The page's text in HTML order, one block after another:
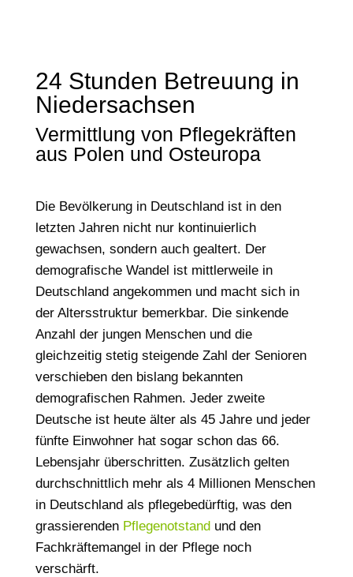
24 Stunden Betreuung in
Niedersachsen
Vermittlung von Pflegekräften
aus Polen und Osteuropa
Die Bevölkerung in Deutschland ist in den
letzten Jahren nicht nur kontinuierlich
gewachsen, sondern auch gealtert. Der
demografische Wandel ist mittlerweile in
Deutschland angekommen und macht sich in
der Altersstruktur bemerkbar. Die sinkende
Anzahl der jungen Menschen und die
gleichzeitig stetig steigende Zahl der Senioren
verschieben den bislang bekannten
demografischen Rahmen. Jeder zweite
Deutsche ist heute älter als 45 Jahre und jeder
fünfte Einwohner hat sogar schon das 66.
Lebensjahr überschritten. Zusätzlich gelten
durchschnittlich mehr als 4 Millionen Menschen
in Deutschland als pflegebedürftig, was den
grassierenden Pflegenotstand und den
Fachkräftemangel in der Pflege noch
verschärft.